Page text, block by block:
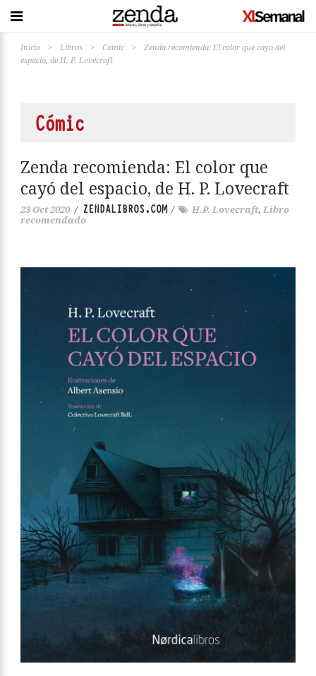
Inicio > Libros > Cómic >
Zenda recomienda: El color que cayó del
espacio, de H. P. Lovecraft
Cómic
Zenda recomienda: El color que
cayó del espacio, de H. P. Lovecraft
23 Oct 2020 / ZENDALIBROS.COM/ H.P. Lovecraft, Libro
recomendado